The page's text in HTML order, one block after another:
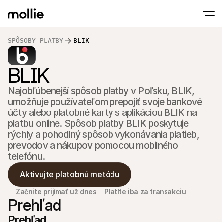
SPÔSOBY PLATBY BLIK
BLIK
Najobľúbenejší spôsob platby v Poľsku, BLIK,
umožňuje používateľom prepojiť svoje bankové
účty alebo platobné karty s aplikáciou BLIK na
platbu online. Spôsob platby BLIK poskytuje
rýchly a pohodlný spôsob vykonávania platieb,
prevodov a nákupov pomocou mobilného
telefónu.
Aktivujte platobnú metódu
Začnite prijímať už dnes Platíte iba za transakciu
Prehľad
Platby osobne
Prijímajte platby
terminálov a
Pokladňa
Ponúknite checkout
Opakujúce sa
Zbierajte opakované
Partneri
Pre agentúry
Zistite viac o našom programe partnerských agentúr